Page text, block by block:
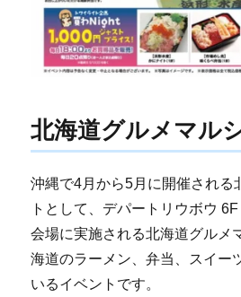
北海道グルメマル
沖縄で4月から5月に開催される
トとして、デパートリウボウ
会場に実施される北海道グルメ
海道のラーメン、弁当、スイー
いるイベントです。